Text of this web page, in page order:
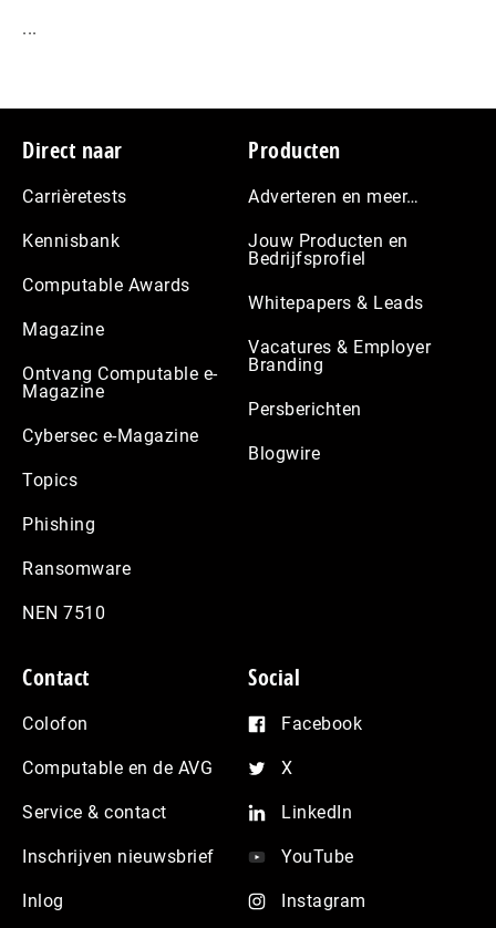
...
Footer
Direct naar
Carrièretests
Kennisbank
Computable Awards
Magazine
Ontvang Computable e-
Magazine
Cybersec e-Magazine
Topics
Phishing
Ransomware
NEN 7510
Producten
Adverteren en meer…
Jouw Producten en
Bedrijfsprofiel
Whitepapers & Leads
Vacatures & Employer
Branding
Persberichten
Blogwire
Contact
Colofon
Computable en de AVG
Service & contact
Inschrijven nieuwsbrief
Inlog
Social
Facebook
X
LinkedIn
YouTube
Instagram